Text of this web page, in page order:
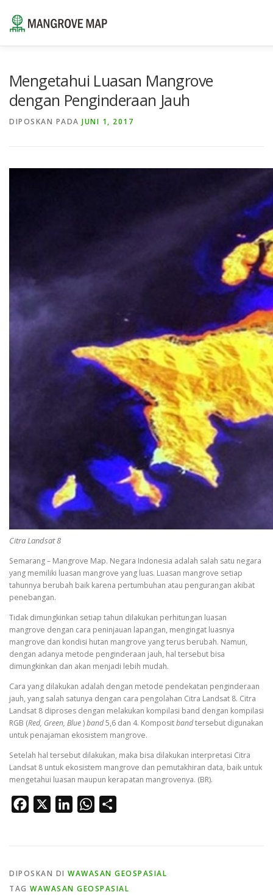
konten
Mengetahui Luasan Mangrove
dengan Penginderaan Jauh
DIPOSKAN PADA JUNI 1, 2017
Citra Landsat 8
Semarang – Mangrove Map. Negara Indonesia adalah salah satu negara
yang memiliki luasan mangrove yang luas. Luasan mangrove setiap
tahunnya berubah baik karena pertumbuhan atau pengurangan akibat
penebangan.
Tidak dimungkinkan setiap tahun dilakukan perhitungan luasan
mangrove dengan cara peninjauan lapangan, mengingat luasnya
mangrove dan kondisi hutan mangrove yang terus berubah. Namun,
dengan adanya metode penginderaan jauh, hal tersebut bisa
dimungkinkan dan akan menjadi lebih mudah.
Cara yang dilakukan adalah dengan metode pendekatan penginderaan
jauh, yang salah satunya dengan cara pengolahan Citra Landsat 8. Citra
Landsat 8 diproses dengan melakukan kompilasi band dengan kompilasi
RGB (Red, Green, Blue)band5,6 dan 4. Kompositbandtersebut digunakan
untuk penajaman ekosistem mangrove.
Setelah hal tersebut dilakukan, maka bisa dilakukan interpretasi Citra
Landsat 8 untuk ekosistem mangrove dan pemutakhiran data, baik untuk
mengetahui luasan maupun kerapatan mangrovenya. (BR).
Facebook LinkedInWhatsApp
DIPOSKAN DI WAWASAN GEOSPASIAL
TAG WAWASAN GEOSPASIAL